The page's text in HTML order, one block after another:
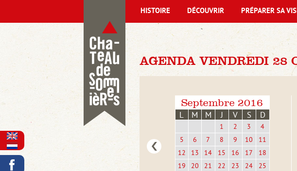
AGENDA VENDREDI 28
Septembre 2016
L M M J V S D
1 2 3
4
5
6 7 8 9 10
11
12
13 14 15 16 17
18
19
20 21 22 23 24
25
HISTOIRE DÉCOUVRIR PRÉPARER SA